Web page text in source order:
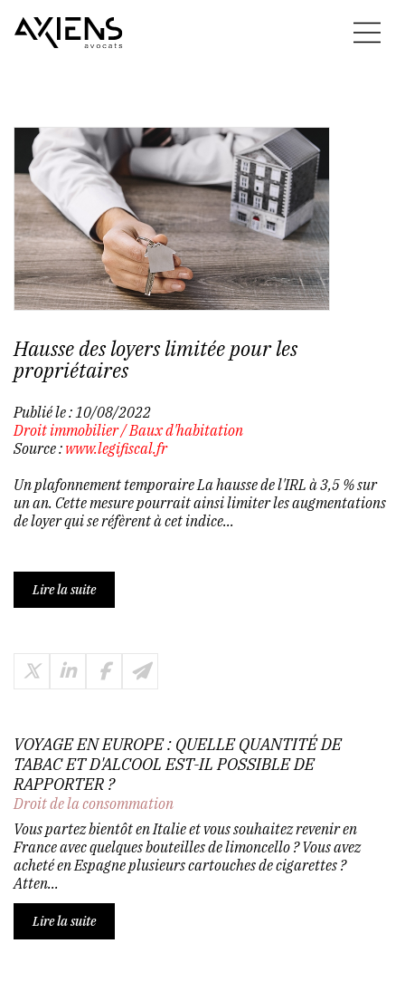
Hausse des loyers limitée pour les
propriétaires
Publié le : 10/08/2022
Droit immobilier/Baux d'habitation
Source : www.legifiscal.fr
Un plafonnement temporaire La hausse de l'IRL à 3,5 % sur
un an. Cette mesure pourrait ainsi limiter les augmentations
de loyer qui se réfèrent à cet indice...
Lire la suite
VOYAGE EN EUROPE : QUELLE QUANTITÉ DE
TABAC ET D'ALCOOL EST-IL POSSIBLE DE
RAPPORTER ?
Droit de la consommation
Vous partez bientôt en Italie et vous souhaitez revenir en
France avec quelques bouteilles de limoncello ? Vous avez
acheté en Espagne plusieurs cartouches de cigarettes ?
Atten...
Lire la suite